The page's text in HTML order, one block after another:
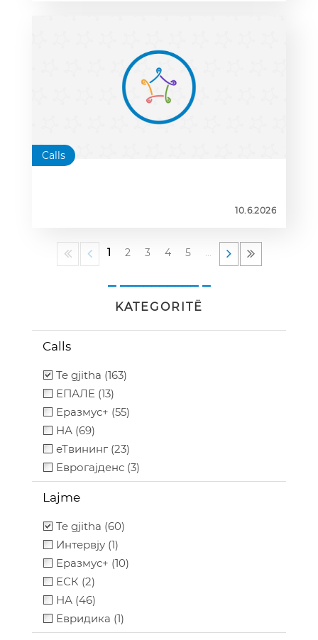
Calls
10.6.2026
1 2 3 4 5 …
_ __________ _
KATEGORITË
Calls
Te gjitha (163)
ЕПАЛЕ (13)
Еразмус+ (55)
НА (69)
еТвининг (23)
Еврогајденс (3)
Lajme
Te gjitha (60)
Интервју (1)
Еразмус+ (10)
ЕСК (2)
НА (46)
Евридика (1)